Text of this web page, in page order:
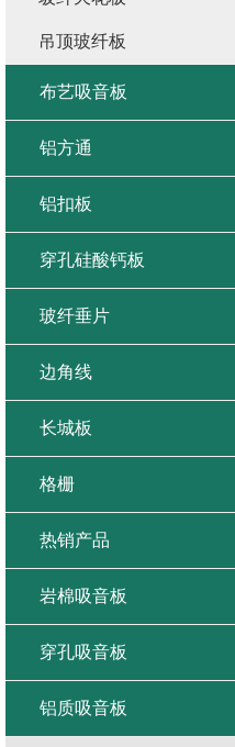
吊顶玻纤板
布艺吸音板
铝方通
铝扣板
穿孔硅酸钙板
玻纤垂片
边角线
长城板
格栅
热销产品
岩棉吸音板
穿孔吸音板
铝质吸音板